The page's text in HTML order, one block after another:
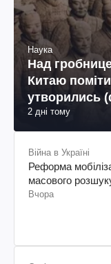
Наука
Над
Китаю
утворились
2 дні тому
Війна в Україні
Реформа
масового
Вчора